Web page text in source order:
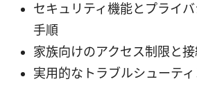
セキュリティ機能とプライ
手順
家族向けのアクセス制限と
実用的なトラブルシューテ